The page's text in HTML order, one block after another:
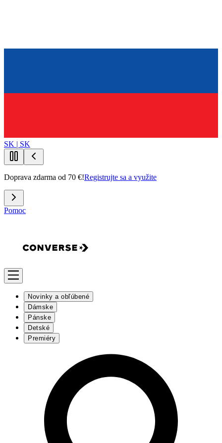
SK | SK
Doprava zdarma od 70 €!Registrujte sa a využite
Pomoc
Novinky a obľúbené
Dámske
Pánske
Detské
Premiéry